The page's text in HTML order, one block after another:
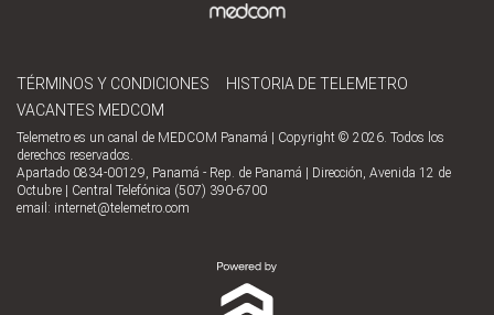
TÉRMINOS Y CONDICIONES
HISTORIA DE TELEMETRO
VACANTES MEDCOM
Telemetro es un canal de MEDCOM Panamá | Copyright © 2026. Todos los
derechos reservados.
Apartado 0834-00129, Panamá - Rep. de Panamá | Dirección, Avenida 12 de
Octubre | Central Telefónica (507) 390-6700
email: internet@telemetro.com